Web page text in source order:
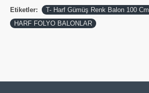
Etiketler:
T- Harf Gümüş Renk Balon 100 Cm
HARF FOLYO BALONLAR